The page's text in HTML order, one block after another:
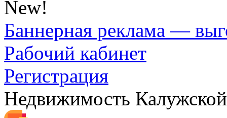
New!
Баннерная реклама —
Рабочий кабинет
Регистрация
Недвижимость